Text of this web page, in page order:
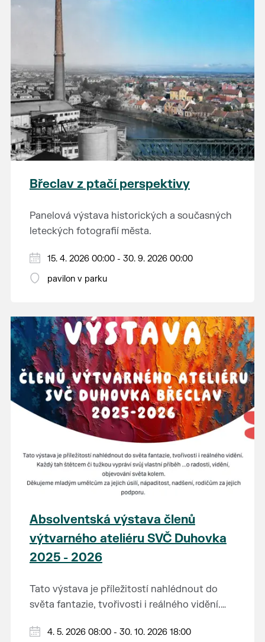
Břeclav z ptačí perspektivy
Panelová výstava historických a současných
leteckých fotografií města.
15. 4. 2026 00:00 - 30. 9. 2026 00:00
pavilon v parku
Absolventská výstava členů
výtvarného ateliéru SVČ Duhovka
2025 - 2026
Tato výstava je příležitostí nahlédnout do
světa fantazie, tvořivosti i reálného vidění.
vlastní příběh... o radosti, vidění, objevování
Děkujeme mladým umělcům za jejich úsilí,
4. 5. 2026 08:00 - 30. 10. 2026 18:00